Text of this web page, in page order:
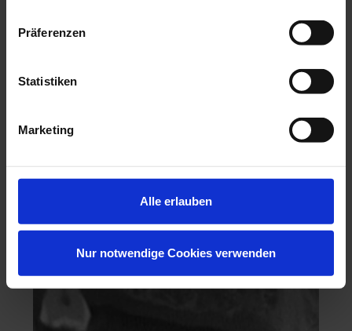
Präferenzen
Statistiken
Marketing
Alle erlauben
Nur notwendige Cookies verwenden
Keine freien Plätze